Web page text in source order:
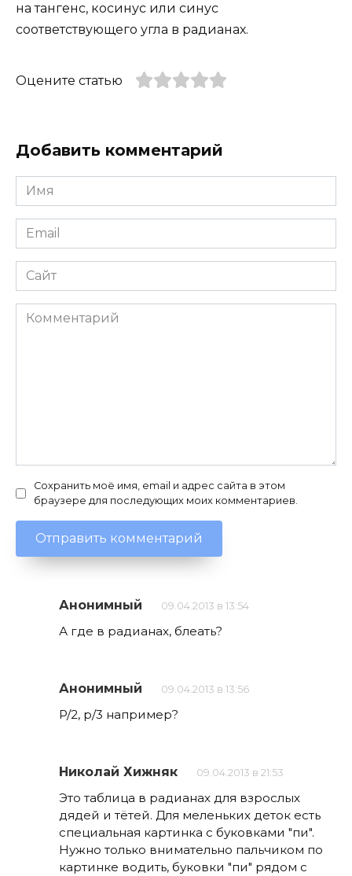
на тангенс, косинус или синус
соответствующего угла в радианах.
Оцените статью
Добавить комментарий
Имя
*
Email
*
Сайт
Комментарий
Сохранить моё имя, email и адрес сайта в этом
браузере для последующих моих комментариев.
Анонимный 09.04.2013 в 13:54
А где в радианах, блеать?
Анонимный 09.04.2013 в 13:56
P/2, p/3 например?
Николай Хижняк 09.04.2013 в 21:53
Это таблица в радианах для взрослых
дядей и тётей. Для меленьких деток есть
специальная картинка с буковками "пи".
Нужно только внимательно пальчиком по
картинке водить, буковки "пи" рядом с